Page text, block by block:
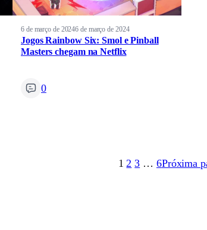
6 de março de 20246 de março de 2024
Jogos Rainbow Six: Smol e Pinball
Masters chegam na Netflix
0
1 2 3 … 6Próxima